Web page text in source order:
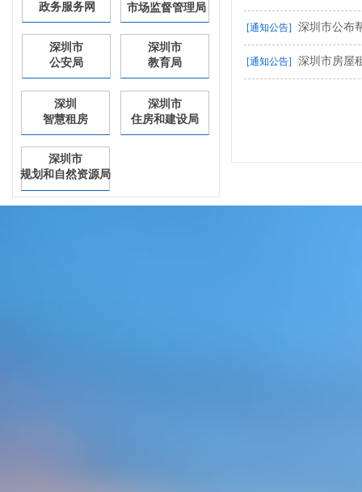
政务服务网
市场监督管理局
深圳市
教育局
深圳市
住房和建设局
深圳市
规划和自然资源局
深圳市
公安局
深圳
智慧租房
[通知公告] 深圳市公布
[通知公告] 深圳市房屋